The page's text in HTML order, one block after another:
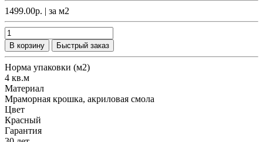
1499.00р. | за м2
В корзину Быстрый заказ
Норма упаковки (м2)
4 кв.м
Материал
Мраморная крошка, акриловая смола
Цвет
Красный
Гарантия